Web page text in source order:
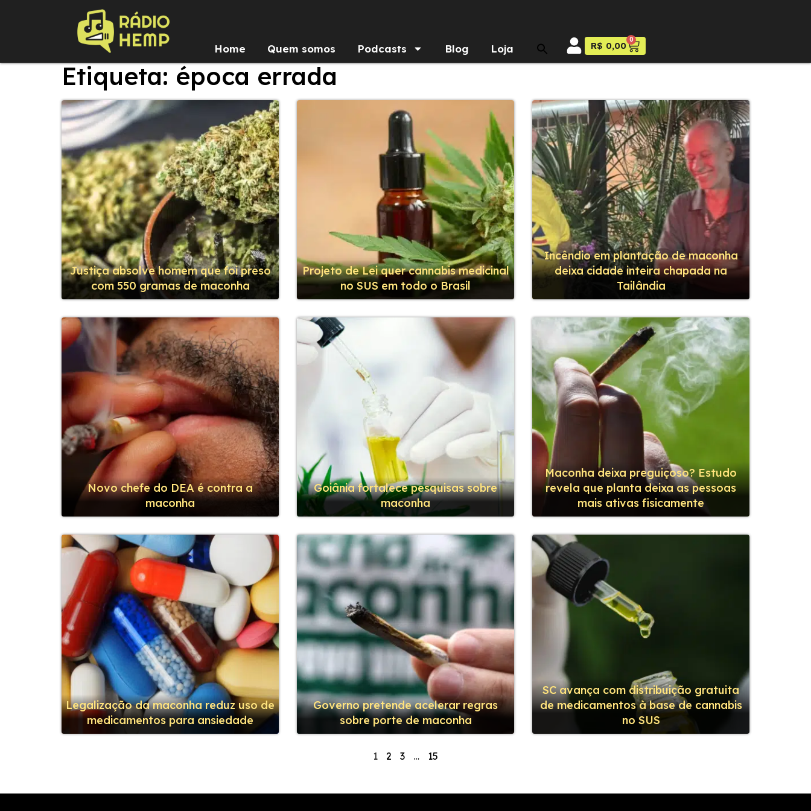
Home Quem somos Podcasts Blog Loja R$ 0,00
0
Etiqueta: época errada
Justiça absolve homem que foi preso
com 550 gramas de maconha
Projeto de Lei quer cannabis medicinal
no SUS em todo o Brasil
Incêndio em plantação de maconha
deixa cidade inteira chapada na
Tailândia
Novo chefe do DEA é contra a
maconha
Goiânia fortalece pesquisas sobre
maconha
Maconha deixa preguiçoso? Estudo
revela que planta deixa as pessoas
mais ativas fisicamente
Legalização da maconha reduz uso de
medicamentos para ansiedade
Governo pretende acelerar regras
sobre porte de maconha
SC avança com distribuição gratuita
de medicamentos à base de cannabis
no SUS
1 2 3 … 15